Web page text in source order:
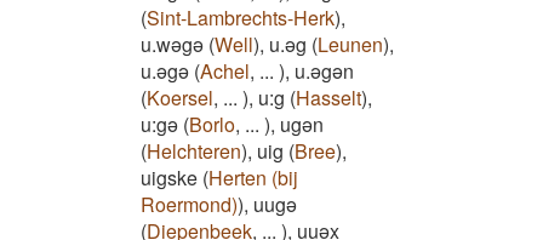
(Sint-Lambrechts-Herk),
u.wəgə (Well), u.əg (Leunen),
u.əgə (Achel, ... ), u.əgən
(Koersel, ... ), u:g (Hasselt),
u:gə (Borlo, ... ), ugən
(Helchteren), uig (Bree),
uigske (Herten (bij
Roermond)), uugə
(Diepenbeek, ... ), uuəx